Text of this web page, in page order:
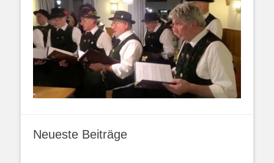
Neueste Beiträge